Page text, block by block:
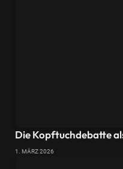
Die Kopftuchdebatte
1. MÄRZ 2026